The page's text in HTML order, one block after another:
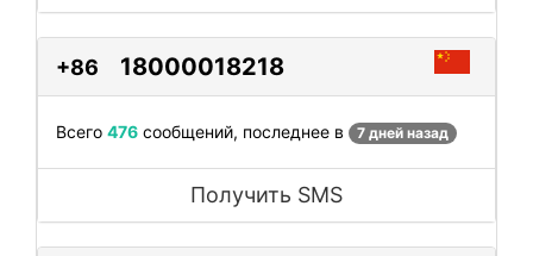
+86 18000018218
Всего 476 сообщений, последнее в 7 дней назад
Получить SMS